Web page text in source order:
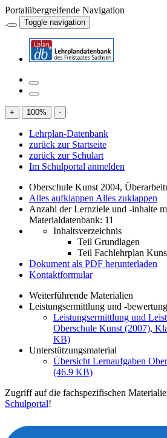
Portalübergreifende Navigation
Toggle navigation
+ 100% -
Lehrplan-Datenbank
zurück zur Startseite
zurück zur Schulart
Im Schulportal anmelden
Oberschule Kunst 2004,
Alles aufklappen Alles zuklappen
Anzahl der Lernziele und -inhalte
Materialdatenbank: 11
Inhaltsverzeichnis
Teil Grundlagen
Teil Fachlehrplan
Dokument als PDF herunterladen
Kontaktformular
Weiterführende Materialien
Leistungsermittlung und -bewertung
Leistungsermittlung und
Oberschule Kunst (2007),
KB)
Unterstützungsmaterial
Übersicht Lernaufgaben
(46.9 KB)
Zugriff auf die fachspezifischen
Schulportal!